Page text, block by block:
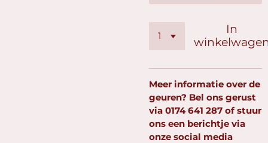
In
Meer informatie over de
geuren? Bel ons gerust
via 0174 641 287 of stuur
ons een berichtje via
onze social media